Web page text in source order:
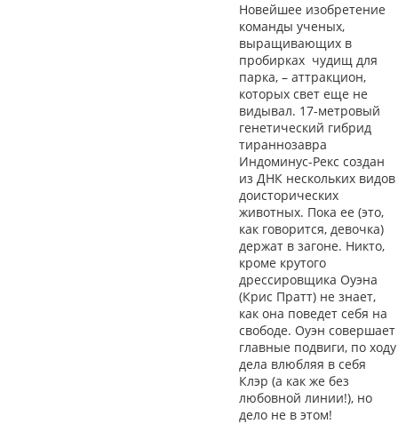
Новейшее изобретение
команды ученых,
выращивающих в
пробирках чудищ для
парка, – аттракцион,
которых свет еще не
видывал. 17-метровый
генетический гибрид
тираннозавра
Индоминус-Рекс создан
из ДНК нескольких видов
доисторических
животных. Пока ее (это,
как говорится, девочка)
держат в загоне. Никто,
кроме крутого
дрессировщика Оуэна
(Крис Пратт) не знает,
как она поведет себя на
свободе. Оуэн совершает
главные подвиги, по ходу
дела влюбляя в себя
Клэр (а как же без
любовной линии!), но
дело не в этом!